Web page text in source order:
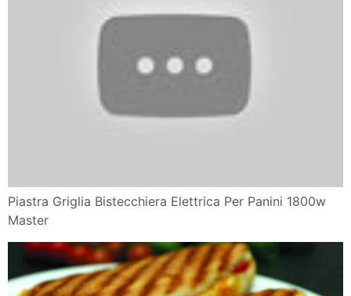
Piastra Griglia Bistecchiera Elettrica Per Panini 1800w
Master